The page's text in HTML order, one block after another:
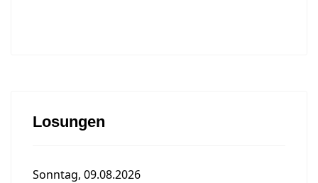
Losungen
Sonntag, 09.08.2026